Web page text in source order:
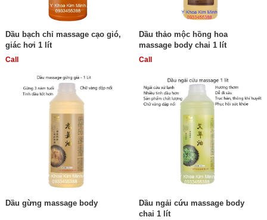
Dầu bạch chỉ massage cạo gió,
giác hơi 1 lít
Call
Dầu thảo mộc hồng hoa
massage body chai 1 lít
Call
Dầu gừng massage body
Dầu ngải cứu massage body
chai 1 lít